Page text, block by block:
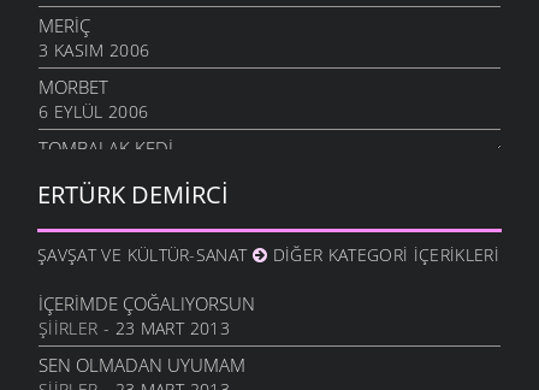
MERIÇ
3 KASIM 2006
MORBET
6 EYLÜL 2006
TOMBALAK KEDI
ERTÜRK DEMIRCI
ŞAVŞAT VE KÜLTÜR-SANAT DIĞER KATEGORI İÇERIKLERI
İÇERIMDE ÇOĞALIYORSUN
ŞIIRLER - 23 MART 2013
SEN OLMADAN UYUMAM